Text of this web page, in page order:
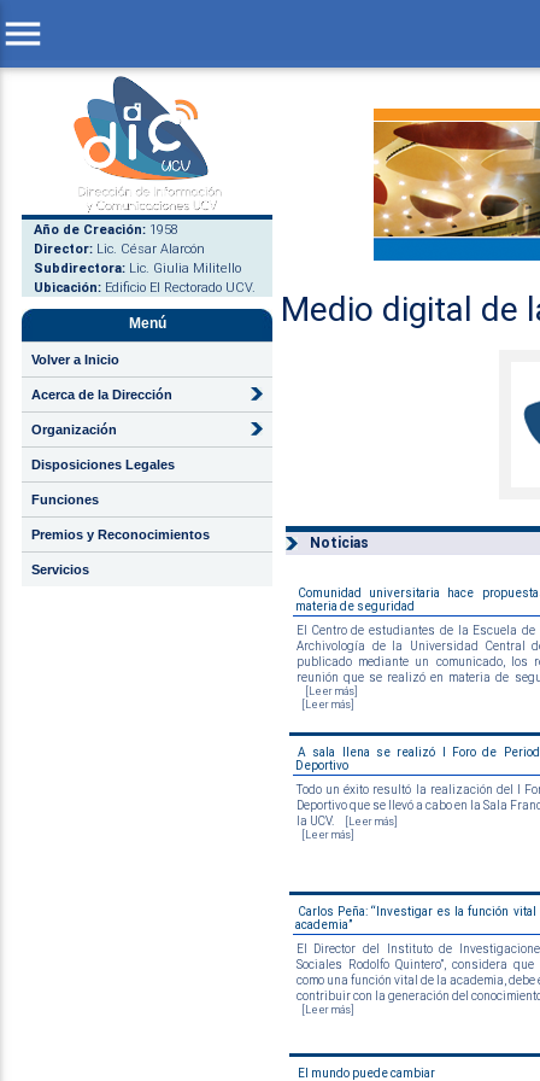
menu
Año de Creación: 1958
Director: Lic. César Alarcón
Subdirectora: Lic. Giulia Militello
Ubicación: Edificio El Rectorado UCV.
Menú
Volver a Inicio
Acerca de la Dirección
Organización
Disposiciones Legales
Funciones
Premios y Reconocimientos
Servicios
Medio digital de
Noticias
Comunidad universitaria hace
materia de seguridad
El Centro de estudiantes de la Escuela de
Archivología de la Universidad Central
publicado mediante un comunicado, los
reunión que se realizó en materia de
[Leer más]
[Leer más]
A sala llena se realizó I Foro de
Deportivo
Todo un éxito resultó la realización del I
Deportivo que se llevó a cabo en la Sala
la UCV.
[Leer más]
[Leer más]
Carlos Peña: “Investigar es la función vital
academia”
El Director del Instituto de
Sociales Rodolfo Quintero”, considera
como una función vital de la academia,
contribuir con la generación del
[Leer más]
El mundo puede cambiar